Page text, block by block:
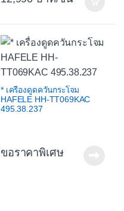
* เครื่องดูดควันกระโจม
HAFELE HH-TT069KAC
495.38.237
ขอราคาพิเศษ